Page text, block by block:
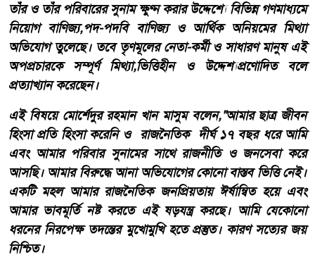
তাঁর ও তাঁর পরিবারের সুনাম ক্ষুণ্ন করার উদ্দেশ্যে বিভিন্ন গণমাধ্যমে
নিয়োগ বাণিজ্য,পদ-পদবি বাণিজ্য ও আর্থিক অনিয়মের মিথ্যা
অভিযোগ তুলেছে। তবে তৃণমূলের নেতা-কর্মী ও সাধারণ মানুষ এই
অপপ্রচারকে সম্পূর্ণ মিথ্যা,ভিত্তিহীন ও উদ্দেশ্যপ্রণোদিত বলে
প্রত্যাখ্যান করেছেন।
​এই বিষয়ে মোর্শেদুর রহমান খান মাসুম বলেন,"আমার ছাত্র জীবন
হিংসা প্রতি হিংসা করেনি ও রাজনৈতিক দীর্ঘ ১৭ বছর ধরে আমি
এবং আমার পরিবার সুনামের সাথে রাজনীতি ও জনসেবা করে
আসছি। আমার বিরুদ্ধে আনা অভিযোগের কোনো বাস্তব ভিত্তি নেই।
একটি মহল আমার রাজনৈতিক জনপ্রিয়তায় ঈর্ষান্বিত হয়ে এবং
আমার ভাবমূর্তি নষ্ট করতে এই ষড়যন্ত্র করছে। আমি যেকোনো
ধরনের নিরপেক্ষ তদন্তের মুখোমুখি হতে প্রস্তুত। কারণ সত্যের জয়
নিশ্চিত।